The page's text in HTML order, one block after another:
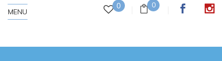
0 0
MENU